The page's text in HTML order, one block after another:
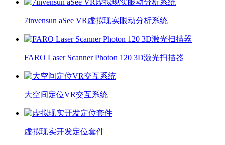
7invensun aSee VR虚拟现实眼动分析系统
FARO Laser Scanner Photon 120 3D激光扫描器
大空间定位VR交互系统
虚拟现实开发定位套件